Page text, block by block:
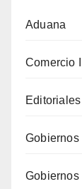
Aduana
Comercio
Editoriales
Gobiernos